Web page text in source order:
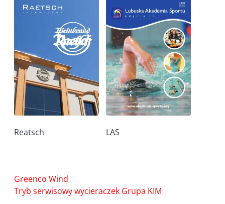
Reatsch LAS
Nawigacja
wpisu
Greenco Wind
Tryb serwisowy wycieraczek Grupa KIM